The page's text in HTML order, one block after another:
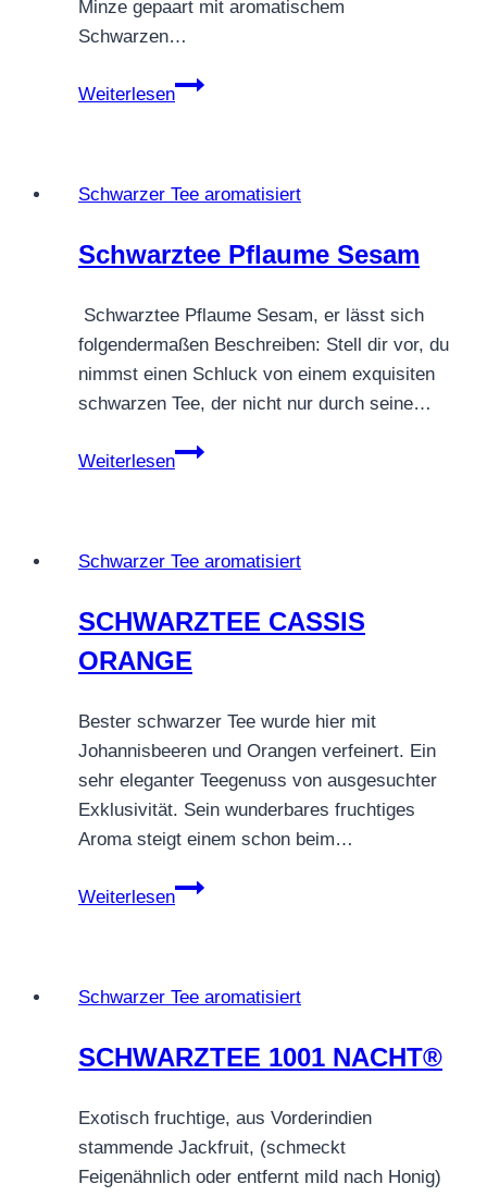
Minze gepaart mit aromatischem
Schwarzen…
Weiterlesen
SCHWARZTEE
Schwarzer Tee aromatisiert
Schwarztee Pflaume Sesam
Schwarztee Pflaume Sesam, er lässt sich
folgendermaßen Beschreiben: Stell dir vor, du
nimmst einen Schluck von einem exquisiten
schwarzen Tee, der nicht nur durch seine…
Weiterlesen
Schwarztee
Schwarzer Tee aromatisiert
SCHWARZTEE CASSIS
ORANGE
Bester schwarzer Tee wurde hier mit
Johannisbeeren und Orangen verfeinert. Ein
sehr eleganter Teegenuss von ausgesuchter
Exklusivität. Sein wunderbares fruchtiges
Aroma steigt einem schon beim…
Weiterlesen
SCHWARZTEE
Schwarzer Tee aromatisiert
SCHWARZTEE 1001 NACHT®
Exotisch fruchtige, aus Vorderindien
stammende Jackfruit, (schmeckt
Feigenähnlich oder entfernt mild nach Honig)